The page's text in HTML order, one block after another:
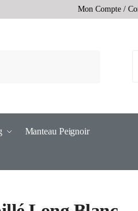
Mon Compte /
Manteau Peignoir